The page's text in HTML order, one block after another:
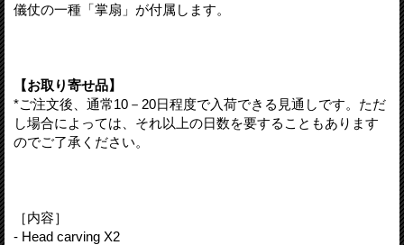
儀仗の一種「掌扇」が付属します。
【お取り寄せ品】
*ご注文後、通常10－20日程度で入荷できる見通しです。ただ
し場合によっては、それ以上の日数を要することもあります
のでご了承ください。
［内容］
- Head carving X2